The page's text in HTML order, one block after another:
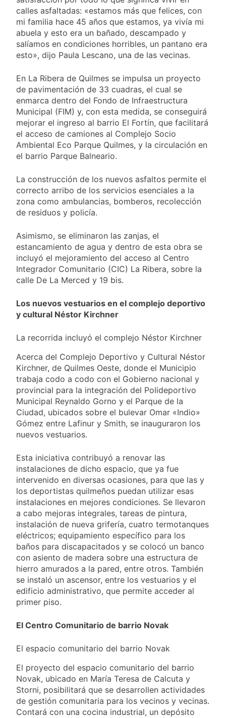
calles asfaltadas: «estamos más que felices, con
mi familia hace 45 años que estamos, ya vivía mi
abuela y esto era un bañado, descampado y
salíamos en condiciones horribles, un pantano era
esto», dijo Paula Lescano, una de las vecinas.
En La Ribera de Quilmes se impulsa un proyecto
de pavimentación de 33 cuadras, el cual se
enmarca dentro del Fondo de Infraestructura
Municipal (FIM) y, con esta medida, se conseguirá
mejorar el ingreso al barrio El Fortín, que facilitará
el acceso de camiones al Complejo Socio
Ambiental Eco Parque Quilmes, y la circulación en
el barrio Parque Balneario.
La construcción de los nuevos asfaltos permite el
correcto arribo de los servicios esenciales a la
zona como ambulancias, bomberos, recolección
de residuos y policía.
Asimismo, se eliminaron las zanjas, el
estancamiento de agua y dentro de esta obra se
incluyó el mejoramiento del acceso al Centro
Integrador Comunitario (CIC) La Ribera, sobre la
calle De La Merced y 19 bis.
Los nuevos vestuarios en el complejo deportivo
y cultural Néstor Kirchner
La recorrida incluyó el complejo Néstor Kirchner
Acerca del Complejo Deportivo y Cultural Néstor
Kirchner, de Quilmes Oeste, donde el Municipio
trabaja codo a codo con el Gobierno nacional y
provincial para la integración del Polideportivo
Municipal Reynaldo Gorno y el Parque de la
Ciudad, ubicados sobre el bulevar Omar «Indio»
Gómez entre Lafinur y Smith, se inauguraron los
nuevos vestuarios.
Esta iniciativa contribuyó a renovar las
instalaciones de dicho espacio, que ya fue
intervenido en diversas ocasiones, para que las y
los deportistas quilmeños puedan utilizar esas
instalaciones en mejores condiciones. Se llevaron
a cabo mejoras integrales, tareas de pintura,
instalación de nueva grifería, cuatro termotanques
eléctricos; equipamiento específico para los
baños para discapacitados y se colocó un banco
con asiento de madera sobre una estructura de
hierro amurados a la pared, entre otros. También
se instaló un ascensor, entre los vestuarios y el
edificio administrativo, que permite acceder al
primer piso.
El Centro Comunitario de barrio Novak
El espacio comunitario del barrio Novak
El proyecto del espacio comunitario del barrio
Novak, ubicado en María Teresa de Calcuta y
Storni, posibilitará que se desarrollen actividades
de gestión comunitaria para los vecinos y vecinas.
Contará con una cocina industrial, un depósito